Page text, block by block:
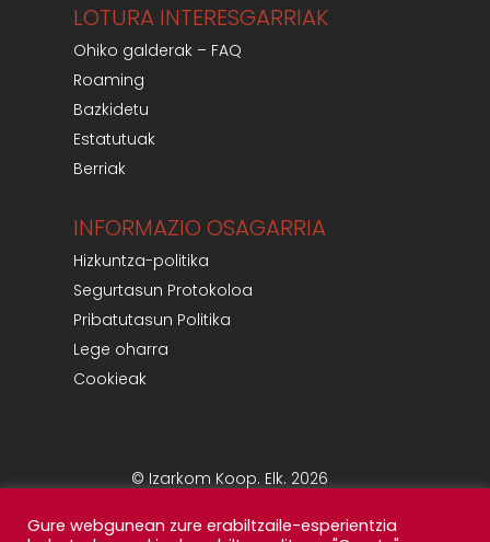
LOTURA INTERESGARRIAK
Ohiko galderak – FAQ
Roaming
Bazkidetu
Estatutuak
Berriak
INFORMAZIO OSAGARRIA
Hizkuntza-politika
Segurtasun Protokoloa
Pribatutasun Politika
Lege oharra
Cookieak
© Izarkom Koop. Elk. 2026
Gure webgunean zure erabiltzaile-esperientzia